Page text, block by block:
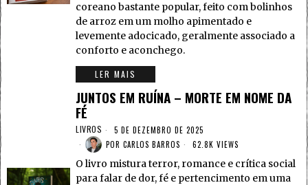
coreano bastante popular, feito com bolinhos
de arroz em um molho apimentado e
levemente adocicado, geralmente associado a
conforto e aconchego.
LER MAIS
JUNTOS EM RUÍNA – MORTE EM NOME DA
FÉ
LIVROS
5 DE DEZEMBRO DE 2025
POR CARLOS BARROS 62.8K VIEWS
O livro mistura terror, romance e crítica social
para falar de dor, fé e pertencimento em uma